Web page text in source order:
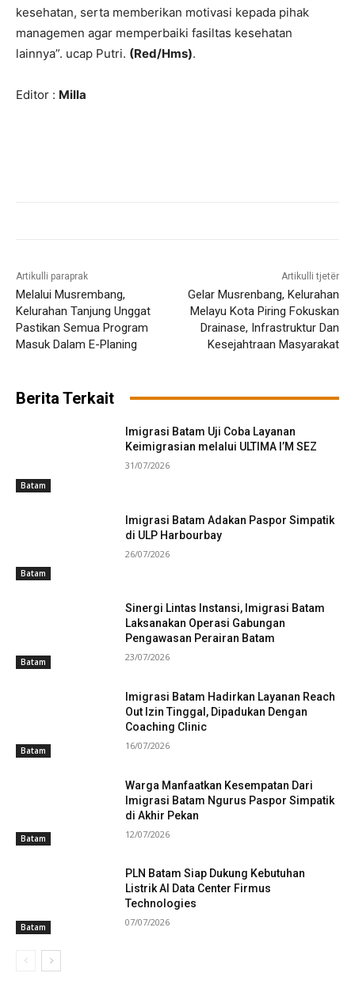
kesehatan, serta memberikan motivasi kepada pihak
managemen agar memperbaiki fasiltas kesehatan
lainnya”. ucap Putri. (Red/Hms).
Editor : Milla
Artikulli paraprak
Melalui Musrembang,
Kelurahan Tanjung Unggat
Pastikan Semua Program
Masuk Dalam E-Planing
Artikulli tjetër
Gelar Musrenbang, Kelurahan
Melayu Kota Piring Fokuskan
Drainase, Infrastruktur Dan
Kesejahtraan Masyarakat
Berita Terkait
Batam
Imigrasi Batam Uji Coba Layanan
Keimigrasian melalui ULTIMA I’M SEZ
31/07/2026
Batam
Imigrasi Batam Adakan Paspor Simpatik
di ULP Harbourbay
26/07/2026
Batam
Sinergi Lintas Instansi, Imigrasi Batam
Laksanakan Operasi Gabungan
Pengawasan Perairan Batam
23/07/2026
Batam
Imigrasi Batam Hadirkan Layanan Reach
Out Izin Tinggal, Dipadukan Dengan
Coaching Clinic
16/07/2026
Batam
Warga Manfaatkan Kesempatan Dari
Imigrasi Batam Ngurus Paspor Simpatik
di Akhir Pekan
12/07/2026
Batam
PLN Batam Siap Dukung Kebutuhan
Listrik AI Data Center Firmus
Technologies
07/07/2026